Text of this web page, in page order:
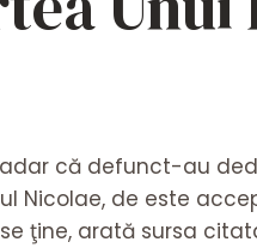
că defunct-au
Nicolae, de este
ţine, arată sursa